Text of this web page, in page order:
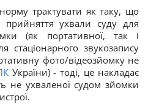
трактувати як таку, що
прийняття ухвали суду для
(як портативної, так і
стаціонарного звукозапису
фото/відеозйомку не
України) - тоді, це накладає
не ухваленої судом зйомки